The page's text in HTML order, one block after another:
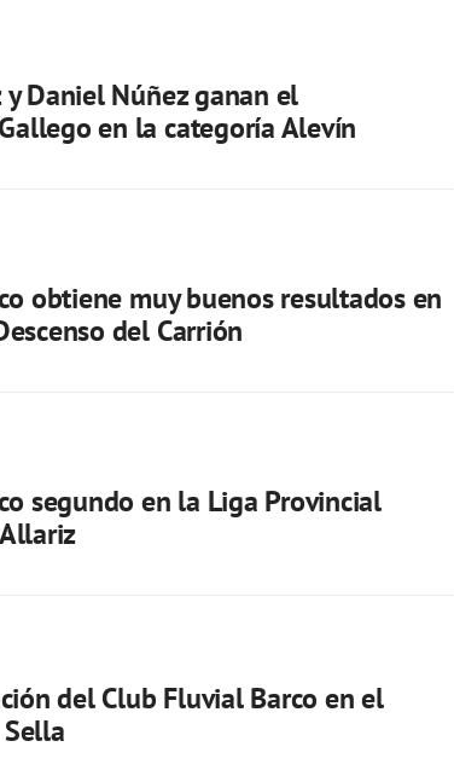
y Daniel Núñez ganan el
en la categoría Alevín
obtiene muy buenos resultados en
del Carrión
segundo en la Liga Provincial
del Club Fluvial Barco en el